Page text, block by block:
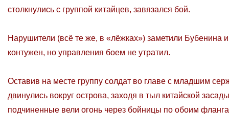
столкнулись с группой китайцев, завязался бой.
Нарушители (всё те же, в «лёжках») заметили Бубенина
контужен, но управления боем не утратил.
Оставив на месте группу солдат во главе с младшим
двинулись вокруг острова, заходя в тыл китайской
подчиненные вели огонь через бойницы по обоим